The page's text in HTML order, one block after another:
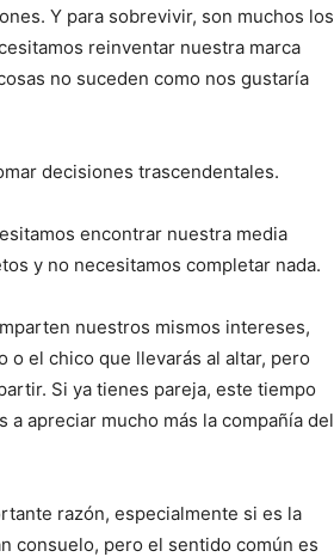
Y para sobrevivir, son muchos los
reinventar nuestra marca
no suceden como nos gustaría
decisiones trascendentales.
encontrar nuestra media
y no necesitamos completar nada.
nuestros mismos intereses,
o el chico que llevarás al altar, pero
Si ya tienes pareja, este tiempo
apreciar mucho más la compañía del
razón, especialmente si es la
consuelo, pero el sentido común es